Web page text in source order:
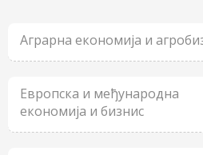
Аграрна економија и
Европска и међународна
економија и бизнис